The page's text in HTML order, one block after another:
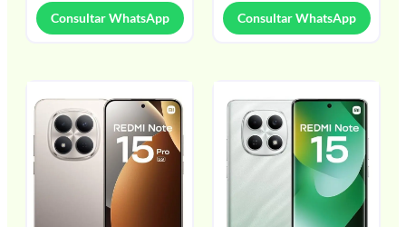
Consultar WhatsApp Consultar WhatsApp